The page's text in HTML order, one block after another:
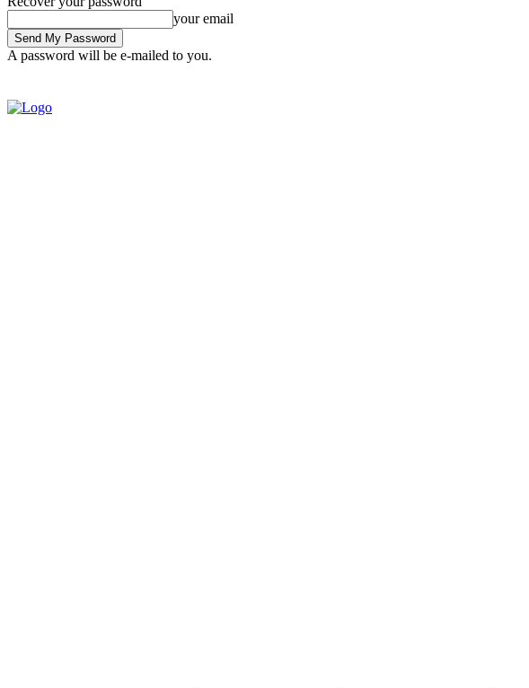
your email
A password will be e-mailed to you.